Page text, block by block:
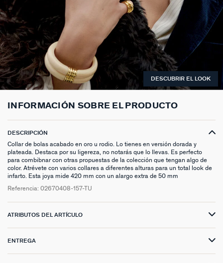
COLGANTES HASTA -50%
PIERCINGS HASTA -50%
ACCESORIOS HASTA -50%
PLATA DE LEY HASTA -50%
PRISMA
BEST SELLERS
CADENA
COLGANTE
COLLARES DORADO
COLLARES PLATEADOS
PIERCINGS
PENDIENTES
PENDIENTES DORADOS
PENDIENTES PLATEADOS
PULSERAS MOMENT
PULSERAS DORADAS
PULSERAS PLATEADAS
ANILLOS PLATEADOS
PIEDRAS NATURALES
CHARMS MINIS
COLLARES COMPATIBLES
PENDIENTES COMPATIBLES
COMPONER MI JOYA
PIERCING ACCESORIOS
SET DE PENDIENTES
PIERCING PIEDRAS NATURALES
PERFORACIONES
PIERCINGS DORADOS
PIERCINGS PLATEADOS
TALISMANS
SACRÉ CŒUR
SEGUNDA PIEL
BELOVED
LUCKY
PALAIS ROYAL
PONT DES ARTS
LLAVEROS
EXTENSOR DE CADENAS
CONTÁCTANOS
DESCUBRIR EL LOOK
INFORMACIÓN SOBRE EL PRODUCTO
DESCRIPCIÓN
Collar de bolas acabado en oro u rodio. Lo tienes en versión dorada y
plateada. Destaca por su ligereza, no notarás que lo llevas. Es perfecto
para combibnar con otras propuestas de la colección que tengan algo de
color. Atrévete con varios collares a diferentes alturas para un total look de
infarto. Esta joya mide 420 mm con un alargo extra de 50 mm
Referencia: 02670408-157-TU
ATRIBUTOS DEL ARTÍCULO
ENTREGA